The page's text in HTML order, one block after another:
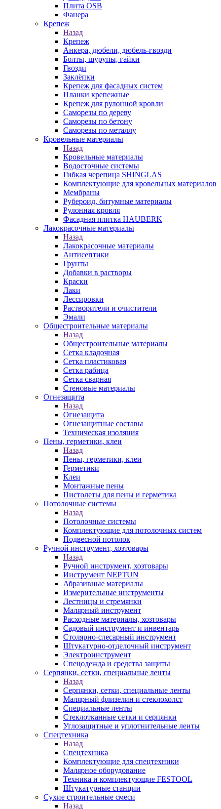
Плита OSB
Фанера
Крепеж
Назад
Крепеж
Анкера, дюбели, дюбель-гвозди
Болты, шурупы, гайки
Гвозди
Заклёпки
Крепеж для фасадных систем
Планки крепежные
Крепеж для рулонной кровли
Саморезы по дереву
Саморезы по бетону
Саморезы по металлу
Кровельные материалы
Назад
Кровельные материалы
Водосточные системы
Гибкая черепица SHINGLAS
Комплектующие для кровельных материалов
Мембраны
Рубероид, битумные материалы
Рулонная кровля
Фасадная плитка HAUBERK
Лакокрасочные материалы
Назад
Лакокрасочные материалы
Антисептики
Грунты
Добавки в растворы
Краски
Лаки
Лессировки
Растворители и очистители
Эмали
Общестроительные материалы
Назад
Общестроительные материалы
Сетка кладочная
Сетка пластиковая
Сетка рабица
Сетка сварная
Стеновые материалы
Огнезащита
Назад
Огнезащита
Огнезащитные составы
Техническая изоляция
Пены, герметики, клеи
Назад
Пены, герметики, клеи
Герметики
Клеи
Монтажные пены
Пистолеты для пены и герметика
Потолочные системы
Назад
Потолочные системы
Комплектующие для потолочных систем
Подвесной потолок
Ручной инструмент, хозтовары
Назад
Ручной инструмент, хозтовары
Инструмент NEPTUN
Абразивные материалы
Измерительные инструменты
Лестницы и стремянки
Малярный инструмент
Расходные материалы, хозтовары
Садовый инструмент и инвентарь
Столярно-слесарный инструмент
Штукатурно-отделочный инструмент
Электроинструмент
Спецодежда и средства защиты
Серпянки, сетки, специальные ленты
Назад
Серпянки, сетки, специальные ленты
Малярный флизелин и стеклохолст
Специальные ленты
Стеклотканные сетки и серпянки
Углозащитные и уплотнительные ленты
Спецтехника
Назад
Спецтехника
Комплектующие для спецтехники
Малярное оборудование
Техника и комплектующие FESTOOL
Штукатурные станции
Сухие строительные смеси
Назад